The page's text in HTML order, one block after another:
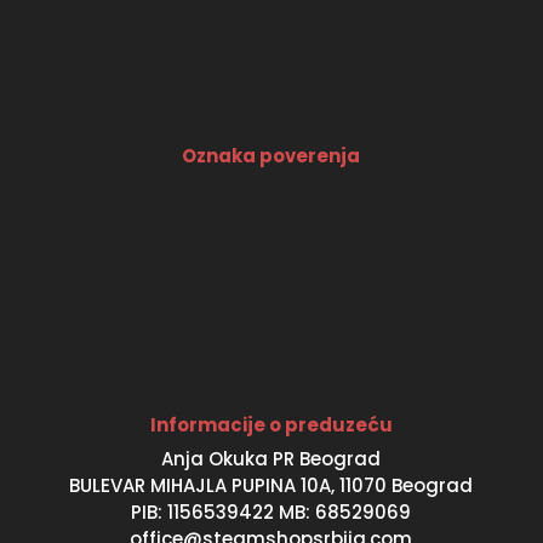
Oznaka poverenja
Informacije o preduzeću
Anja Okuka PR Beograd
BULEVAR MIHAJLA PUPINA 10A, 11070 Beograd
PIB: 1156539422 MB: 68529069